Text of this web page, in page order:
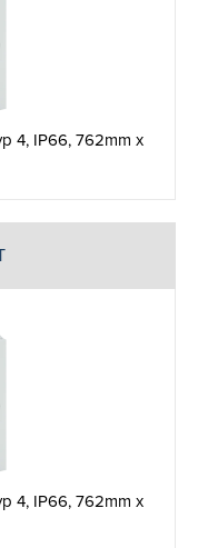
4, IP66, 762mm x
4, IP66, 762mm x